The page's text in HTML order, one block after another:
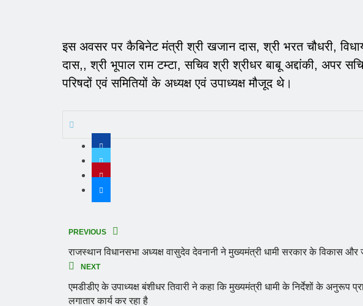
इस अवसर पर कैबिनेट मंत्री श्री खजान दास, श्री भरत चौधरी,
दास,, श्री भूपाल राम टम्टा, सचिव श्री श्रीधर बाबू अद्दांकी, अपर
परिषदों एवं समितियों के अध्यक्ष एवं उपाध्यक्ष मौजूद थे।
PREVIOUS
राजस्थान विधानसभा अध्यक्ष वासुदेव देवनानी ने मुख्यमंत्री धामी सरकार के विकास और
NEXT
एमडीडीए के उपाध्यक्ष बंशीधर तिवारी ने कहा कि मुख्यमंत्री धामी के निर्देशों के अनुरूप
लगातार कार्य कर रहा है